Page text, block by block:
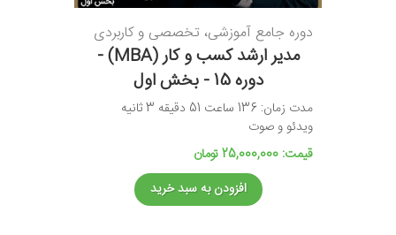
دوره جامع آموزشی، تخصصی و کاربردی
مدیر ارشد کسب و کار (MBA) -
دوره 15 - بخش اول
مدت زمان: 136 ساعت 51 دقیقه 3 ثانیه
ویدئو و صوت
قیمت: 25,000,000 تومان
افزودن به سبد خرید